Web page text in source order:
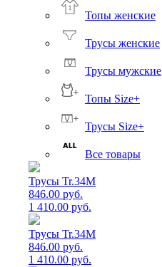
Топы женские
Трусы женские
Трусы мужские
Топы Size+
Трусы Size+
Все товары
Трусы Tr.34M
846.00 руб.
1 410.00 руб.
Трусы Tr.34M
846.00 руб.
1 410.00 руб.